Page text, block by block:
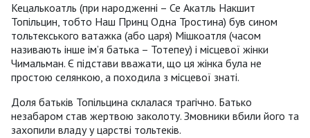
Кецалькоатль (при народженні – Се Акатль Накшит
Топільцин, тобто Наш Принц Одна Тростина) був сином
тольтекського ватажка (або царя) Мішкоатля (часом
називають інше ім’я батька – Тотепеу) і місцевої жінки
Чимальман. Є підстави вважати, що ця жінка була не
простою селянкою, а походила з місцевої знаті.
Доля батьків Топільцина склалася трагічно. Батько
незабаром став жертвою заколоту. Змовники вбили його та
захопили владу у царстві тольтеків.